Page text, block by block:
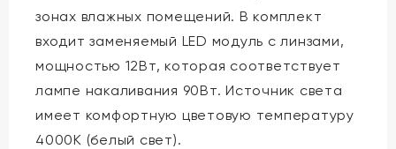
зонах влажных помещений. В комплект
входит заменяемый LED модуль с линзами,
мощностью 12Вт, которая соответствует
лампе накаливания 90Вт. Источник света
имеет комфортную цветовую температуру
4000К (белый свет).